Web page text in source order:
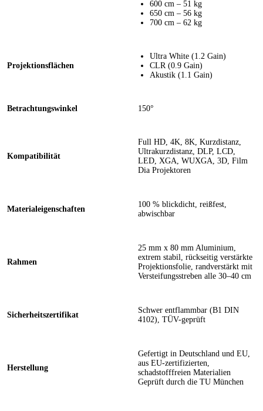
600 cm – 51 kg
650 cm – 56 kg
700 cm – 62 kg
Projektionsflächen
Ultra White (1.2 Gain)
CLR (0.9 Gain)
Akustik (1.1 Gain)
Betrachtungswinkel 150°
Kompatibilität
Full HD, 4K, 8K, Kurzdistanz,
Ultrakurzdistanz, DLP, LCD,
LED, XGA, WUXGA, 3D, Film
Dia Projektoren
Materialeigenschaften
100 % blickdicht, reißfest,
abwischbar
Rahmen
25 mm x 80 mm Aluminium,
extrem stabil, rückseitig verstärkte
Projektionsfolie, randverstärkt mit
Versteifungsstreben alle 30–40 cm
Sicherheitszertifikat
Schwer entflammbar (B1 DIN
4102), TÜV-geprüft
Herstellung
Gefertigt in Deutschland und EU,
aus EU-zertifizierten,
schadstofffreien Materialien
Geprüft durch die TU München